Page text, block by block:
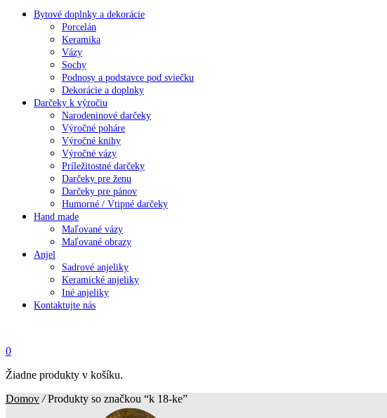
Bytové doplnky a dekorácie
Porcelán
Keramika
Vázy
Sochy
Podnosy a podstavce pod sviečku
Dekorácie a doplnky
Darčeky k výročiu
Narodeninové darčeky
Výročné poháre
Výročné knihy
Výročné vázy
Príležitostné darčeky
Darčeky pre ženu
Darčeky pre pánov
Humorné / Vtipné darčeky
Hand made
Maľované vázy
Maľované obrazy
Anjel
Sadrové anjeliky
Keramické anjeliky
Iné anjeliky
Kontaktujte nás
0
Žiadne produkty v košíku.
Domov /Produkty so značkou “k 18-ke”